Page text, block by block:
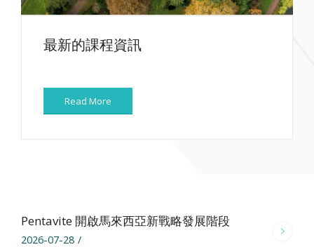
最新的課程資訊
Read More
Pentavite 開啟馬來西亞新戰略發展階段
2026-07-28 /